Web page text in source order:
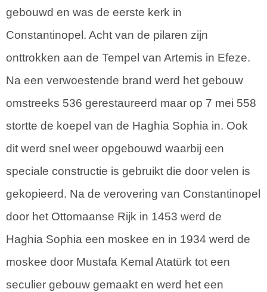
gebouwd en was de eerste kerk in
Constantinopel. Acht van de pilaren zijn
onttrokken aan de Tempel van Artemis in Efeze.
Na een verwoestende brand werd het gebouw
omstreeks 536 gerestaureerd maar op 7 mei 558
stortte de koepel van de Haghia Sophia in. Ook
dit werd snel weer opgebouwd waarbij een
speciale constructie is gebruikt die door velen is
gekopieerd. Na de verovering van Constantinopel
door het Ottomaanse Rijk in 1453 werd de
Haghia Sophia een moskee en in 1934 werd de
moskee door Mustafa Kemal Atatürk tot een
seculier gebouw gemaakt en werd het een